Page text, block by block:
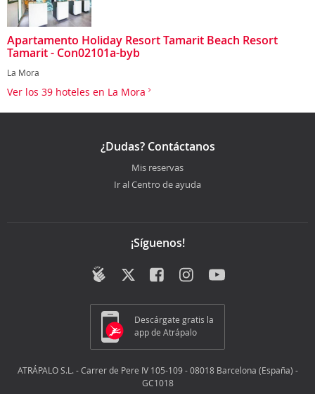
Apartamento Holiday Resort Tamarit Beach Resort
Tamarit - Con02101a-byb
La Mora
Ver los 39 hoteles en La Mora
¿Dudas? Contáctanos
Mis reservas
Ir al Centro de ayuda
¡Síguenos!
Descárgate gratis la
app de Atrápalo
ATRÁPALO S.L. - Carrer de Pere IV 105-109 - 08018 Barcelona (España) -
GC1018